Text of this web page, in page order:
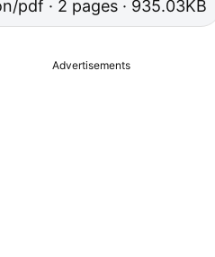
pdf · 2 pages · 935.03KB
Advertisements